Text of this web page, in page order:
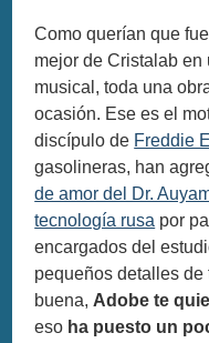
Como querían que
mejor de Cristalab
musical, toda una
ocasión. Ese es el
discípulo de Freddie
gasolineras, han
de amor del Dr.
tecnología rusa por
encargados del
pequeños detalles
buena, Adobe te
eso ha puesto un